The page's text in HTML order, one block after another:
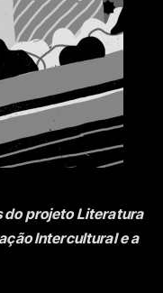
do projeto Literatura
Intercultural e a